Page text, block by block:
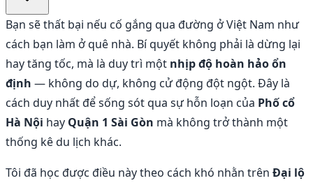
Bạn sẽ thất bại nếu cố gắng qua đường ở Việt Nam như
cách bạn làm ở quê nhà. Bí quyết không phải là dừng lại
hay tăng tốc, mà là duy trì một nhịp độ hoàn hảo ổn
định — không do dự, không cử động đột ngột. Đây là
cách duy nhất để sống sót qua sự hỗn loạn của Phố cổ
Hà Nội hay Quận 1 Sài Gòn mà không trở thành một
thống kê du lịch khác.
Tôi đã học được điều này theo cách khó nhằn trên Đại lộ